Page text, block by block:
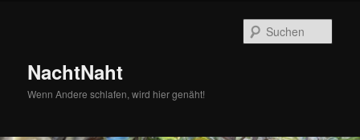
NachtNaht
Wenn Andere schlafen, wird hier genäht!